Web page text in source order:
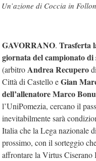
Un’azione di Coccia in
GAVORRANO. Trasferta
giornata del campionato di
(arbitroAndrea Recupero
Città di Castello eGian
dell’allenatore Marco
l’UniPomezia, cercano il
inevitabilmente sarà
Italia che la Lega nazionale
prossimo, con il sorteggio
affrontare la Virtus Ciserano